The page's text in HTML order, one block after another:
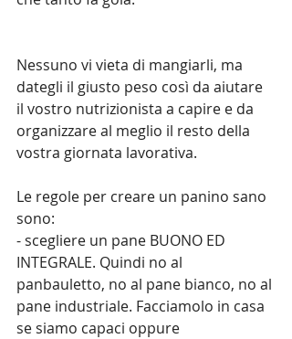
Nessuno vi vieta di mangiarli, ma
dategli il giusto peso così da aiutare
il vostro nutrizionista a capire e da
organizzare al meglio il resto della
vostra giornata lavorativa.
Le regole per creare un panino sano
sono:
- scegliere un pane BUONO ED
INTEGRALE. Quindi no al
panbauletto, no al pane bianco, no al
pane industriale. Facciamolo in casa
se siamo capaci oppure